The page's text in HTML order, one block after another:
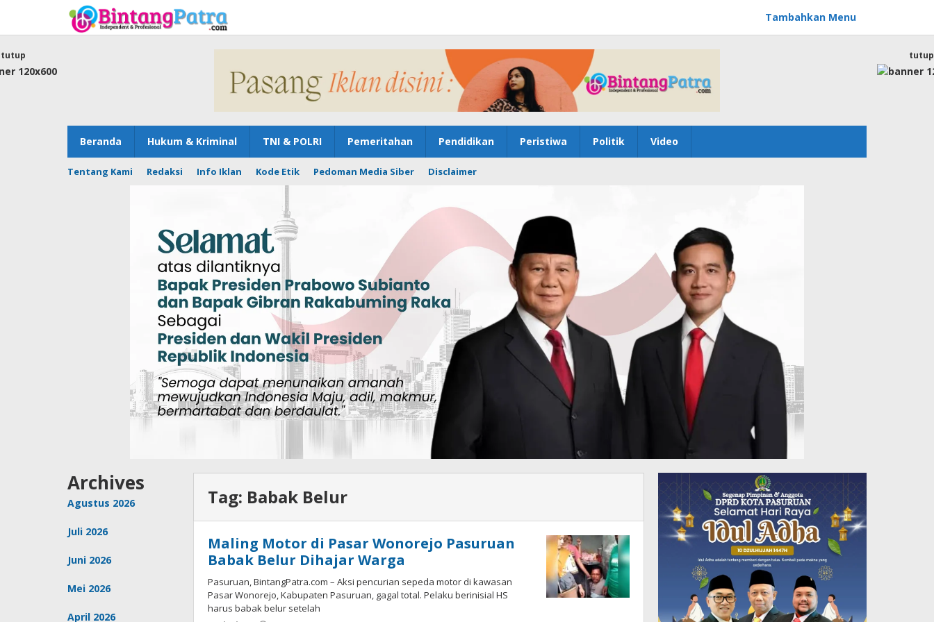
konten
Tambahkan Menu
Beranda Hukum & Kriminal TNI & POLRI Pemeritahan Pendidikan Peristiwa Politik Video
Tentang Kami Redaksi Info Iklan Kode Etik Pedoman Media Siber Disclaimer
tutup tutup
Archives
Agustus 2026
Juli 2026
Juni 2026
Mei 2026
April 2026
Tag: Babak Belur
Maling Motor di Pasar Wonorejo Pasuruan
Babak Belur Dihajar Warga
Pasuruan, BintangPatra.com – Aksi pencurian sepeda motor di kawasan
Pasar Wonorejo, Kabupaten Pasuruan, gagal total. Pelaku berinisial HS
harus babak belur setelah